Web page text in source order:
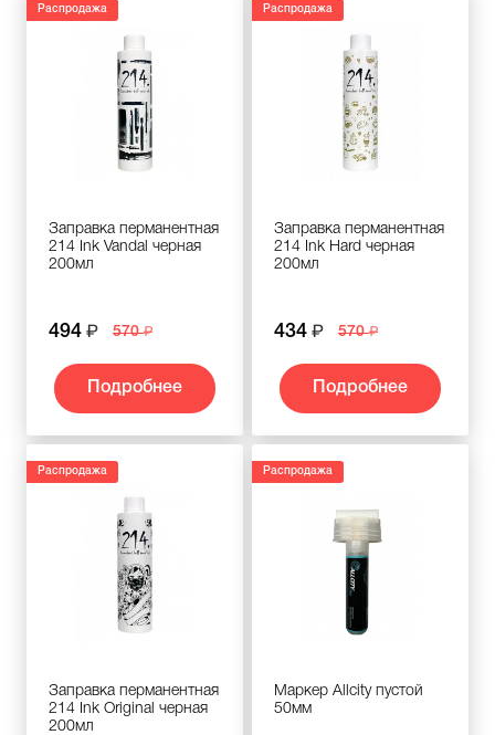
Распродажа
Заправка перманентная
214 Ink Vandal черная
200мл
494 570
Подробнее
Распродажа
Заправка перманентная
214 Ink Hard черная
200мл
434 570
Подробнее
Распродажа
Заправка перманентная
214 Ink Original черная
200мл
Распродажа
Маркер Allcity пустой
50мм